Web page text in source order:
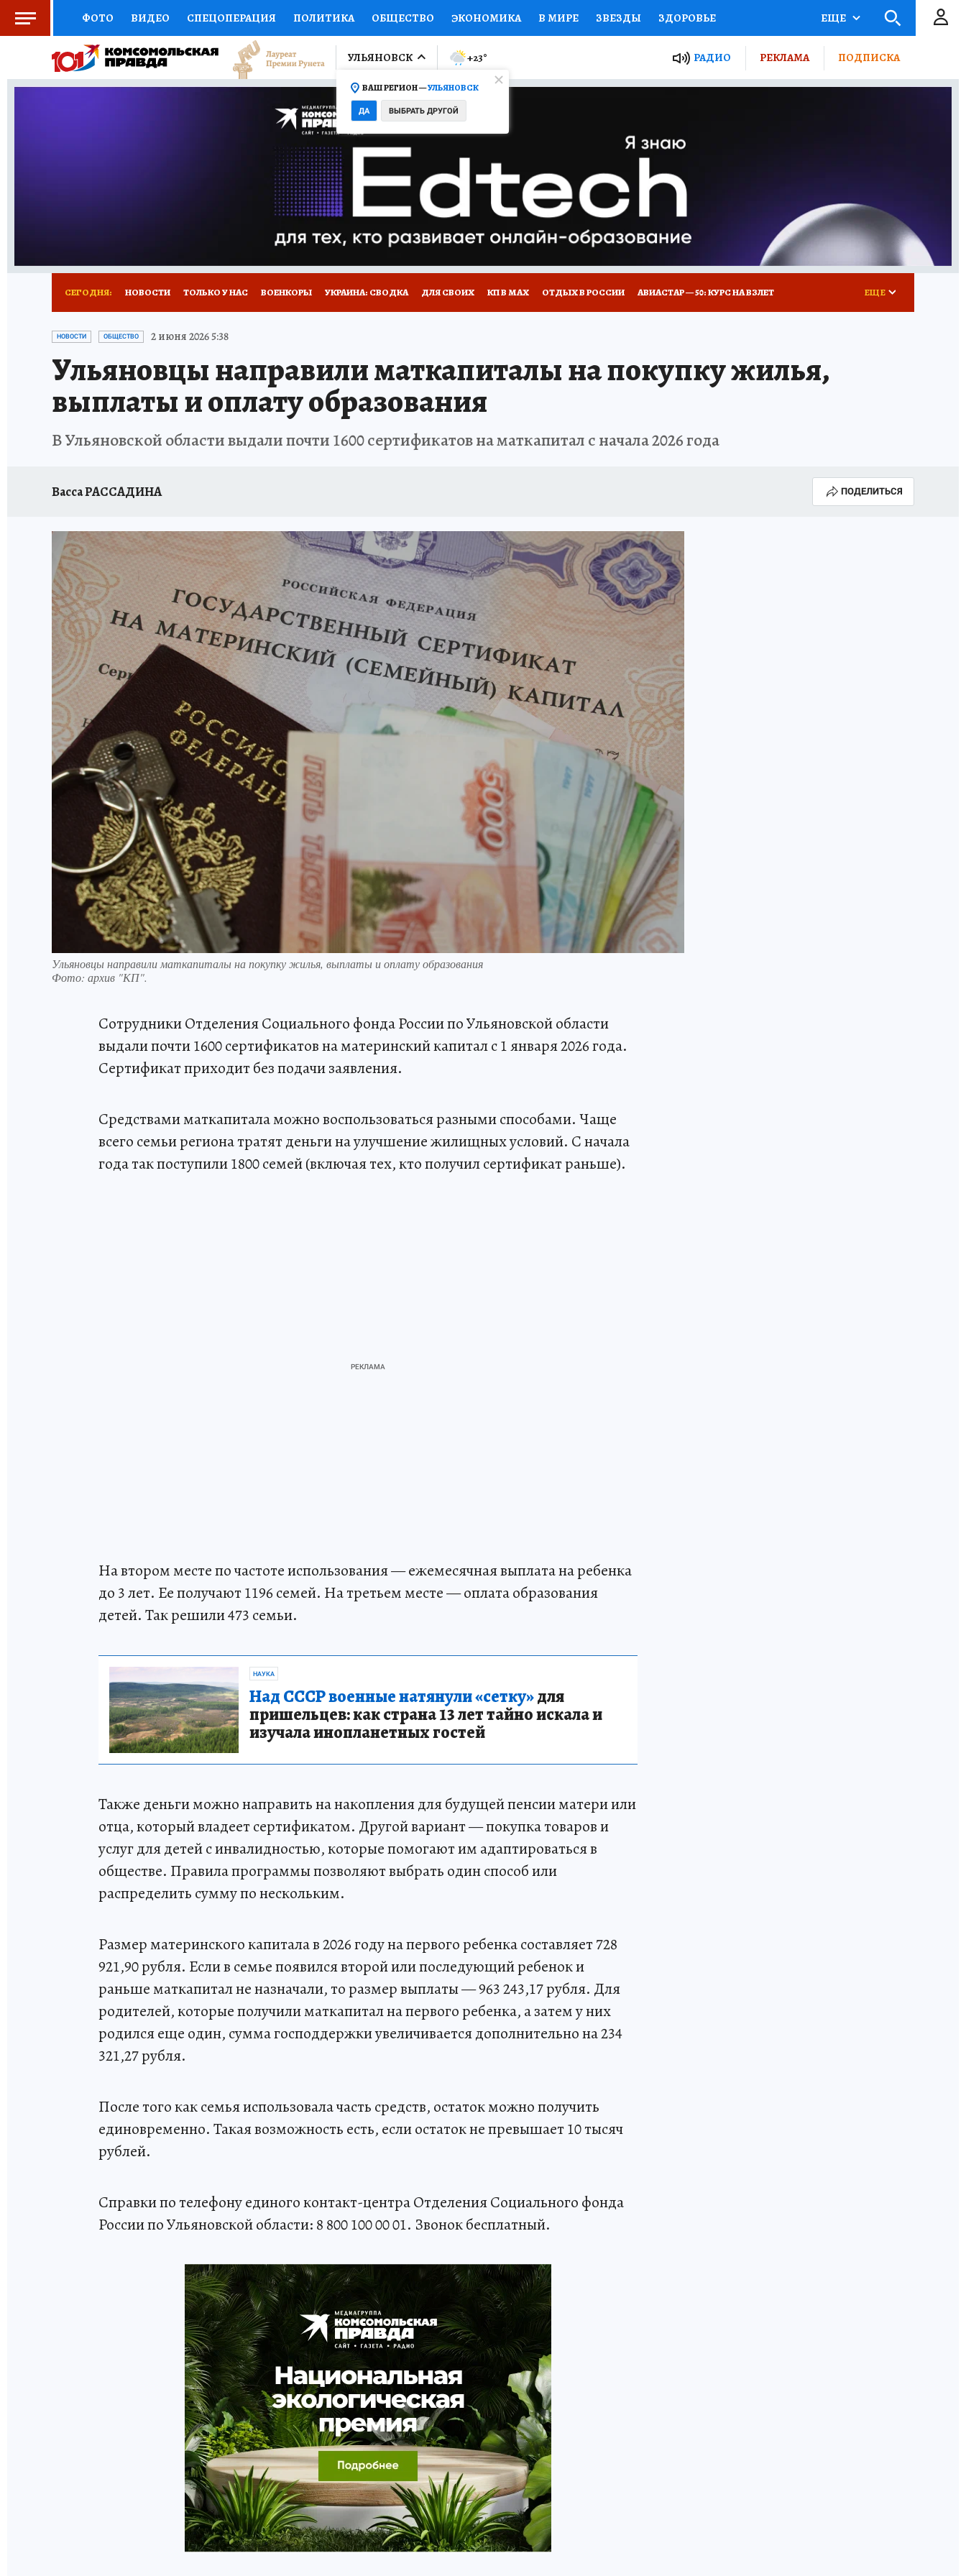
ФОТО ВИДЕО СПЕЦОПЕРАЦИЯ ПОЛИТИКА ОБЩЕСТВО ЭКОНОМИКА В МИРЕ ЗВЕЗДЫ ЗДОРОВЬЕ
СОЦПОДДЕРЖКА НАУКА СПОРТ КОЛУМНИСТЫ ПРОИСШЕСТВИЯ НАЦИОНАЛЬНЫЕ ПРОЕКТЫ РОССИИ
ВЫБОР ЭКСПЕРТОВ ДОКТОР ФИНАНСЫ ОТКРЫВАЕМ МИР Я ЗНАЮ СЕМЬЯ ЖЕНСКИЕ СЕКРЕТЫ ПУТЕВОДИТЕЛЬ
ПРОГНОЗЫ НА СПОРТ ПРОМОКОДЫ СЕРИАЛЫ
ТЕЛЕВИЗОР КОЛЛЕКЦИИ КОНКУРСЫ ГИД ПОТРЕБИТЕЛЯ
НОВОЕ НА САЙТЕ
ЕЩЕ
УЛЬЯНОВСК
ВАШ РЕГИОН —УЛЬЯНОВСК
ДА ВЫБРАТЬ ДРУГОЙ
+23° РАДИО РЕКЛАМА ПОДПИСКА
СЕГОДНЯ: НОВОСТИ ТОЛЬКО У НАС ВОЕНКОРЫ УКРАИНА: СВОДКА ДЛЯ СВОИХ КП В МАХ ОТДЫХ В РОССИИ АВИАСТАР — 50: КУРС НА ВЗЛЕТ
ЗАПОВЕДНАЯ РОССИЯ
ЕЩЕ
НОВОСТИ ОБЩЕСТВО 2 июня 2026 5:38
Ульяновцы направили маткапиталы на покупку жилья,
выплаты и оплату образования
В Ульяновской области выдали почти 1600 сертификатов на маткапитал с начала 2026 года
Васса РАССАДИНА ПОДЕЛИТЬСЯ
Ульяновцы направили маткапиталы на покупку жилья, выплаты и оплату образования
Фото: архив "КП".
Сотрудники Отделения Социального фонда России по Ульяновской области
выдали почти 1600 сертификатов на материнский капитал с 1 января 2026 года.
Сертификат приходит без подачи заявления.
Средствами маткапитала можно воспользоваться разными способами. Чаще
всего семьи региона тратят деньги на улучшение жилищных условий. С начала
года так поступили 1800 семей (включая тех, кто получил сертификат раньше).
На втором месте по частоте использования — ежемесячная выплата на ребенка
до 3 лет. Ее получают 1196 семей. На третьем месте — оплата образования
детей. Так решили 473 семьи.
НАУКА
Над СССР военные натянули «сетку»для
пришельцев: как страна 13 лет тайно искала и
изучала инопланетных гостей
Также деньги можно направить на накопления для будущей пенсии матери или
отца, который владеет сертификатом. Другой вариант — покупка товаров и
услуг для детей с инвалидностью, которые помогают им адаптироваться в
обществе. Правила программы позволяют выбрать один способ или
распределить сумму по нескольким.
Размер материнского капитала в 2026 году на первого ребенка составляет 728
921,90 рубля. Если в семье появился второй или последующий ребенок и
раньше маткапитал не назначали, то размер выплаты — 963 243,17 рубля. Для
родителей, которые получили маткапитал на первого ребенка, а затем у них
родился еще один, сумма господдержки увеличивается дополнительно на 234
321,27 рубля.
После того как семья использовала часть средств, остаток можно получить
единовременно. Такая возможность есть, если остаток не превышает 10 тысяч
рублей.
Справки по телефону единого контакт-центра Отделения Социального фонда
России по Ульяновской области: 8 800 100 00 01. Звонок бесплатный.